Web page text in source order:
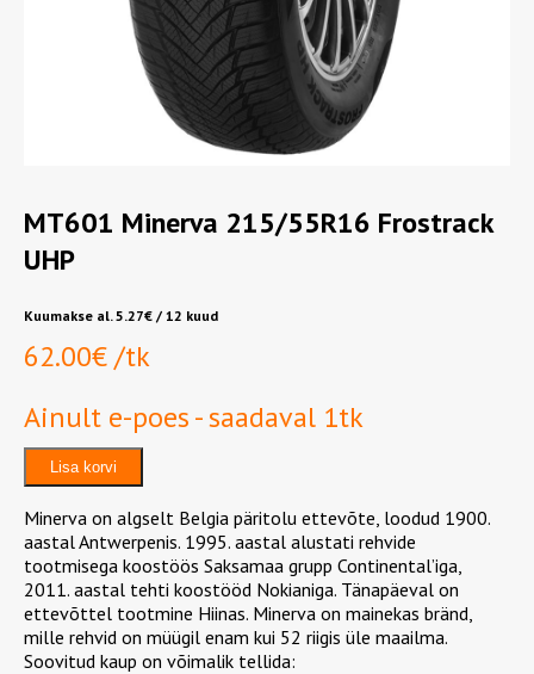
MT601 Minerva 215/55R16 Frostrack
UHP
Kuumakse al.5.27€ / 12 kuud
62.00€/tk
Ainult e-poes - saadaval 1tk
MT601
Minerva
215/55R16
Frostrack
UHP
kogus
Lisa korvi
Minerva on algselt Belgia päritolu ettevõte, loodud 1900.
aastal Antwerpenis. 1995. aastal alustati rehvide
tootmisega koostöös Saksamaa grupp Continental’iga,
2011. aastal tehti koostööd Nokianiga. Tänapäeval on
ettevõttel tootmine Hiinas. Minerva on mainekas bränd,
mille rehvid on müügil enam kui 52 riigis üle maailma.
Soovitud kaup on võimalik tellida: